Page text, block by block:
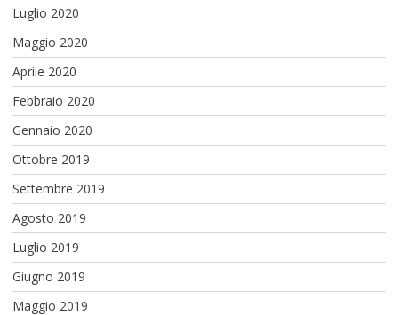
Luglio 2020
Maggio 2020
Aprile 2020
Febbraio 2020
Gennaio 2020
Ottobre 2019
Settembre 2019
Agosto 2019
Luglio 2019
Giugno 2019
Maggio 2019